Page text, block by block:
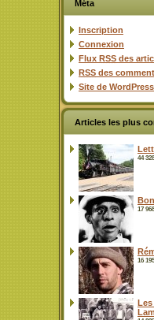
Méta
Inscription
Connexion
Flux RSS des
RSS des
Site de
Articles les plus
44
17
16
Les